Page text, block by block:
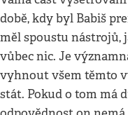
době, kdy byl Babiš
měl spoustu nástrojů,
vůbec nic. Je
vyhnout všem těmto
stát. Pokud o tom má